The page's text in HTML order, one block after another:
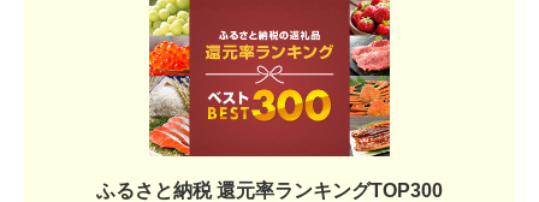
ふるさと納税 還元率ランキングTOP300